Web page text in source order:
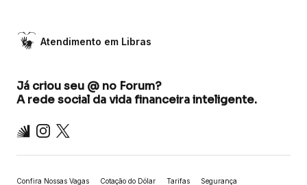
Atendimento em Libras
Já criou seu @ no Forum?
A rede social da vida financeira inteligente.
Inter Instagram
X
Confira Nossas Vagas Cotação do Dólar Tarifas Segurança